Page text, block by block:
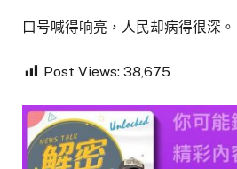
口号喊得响亮，人民却病得很深。
Post Views: 38,675